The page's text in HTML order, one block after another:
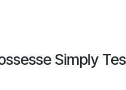
Simply